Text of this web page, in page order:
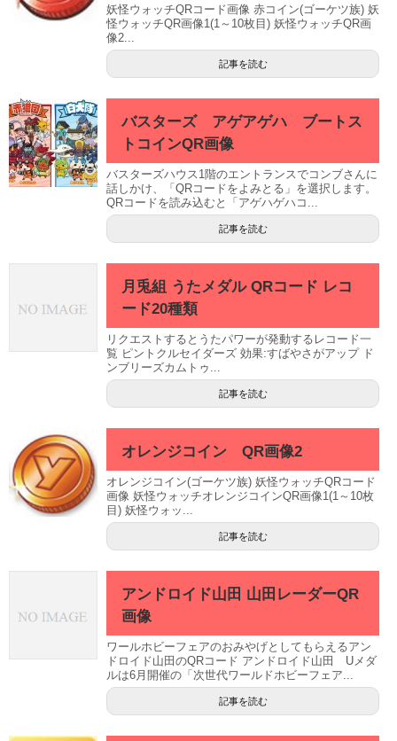
妖怪ウォッチQRコード画像 赤コイン(ゴーケツ族) 妖
怪ウォッチQR画像1(1～10枚目) 妖怪ウォッチQR画
像2...
記事を読む
バスターズ アゲアゲハ ブートス
トコインQR画像
バスターズハウス1階のエントランスでコンブさんに
話しかけ、「QRコードをよみとる」を選択します。
QRコードを読み込むと「アゲハゲハコ...
記事を読む
月兎組 うたメダル QRコード レコ
ード20種類
リクエストするとうたパワーが発動するレコード一
覧 ピントクルセイダーズ 効果:すばやさがアップ ド
ンブリーズカムトゥ...
記事を読む
オレンジコイン QR画像2
オレンジコイン(ゴーケツ族) 妖怪ウォッチQRコード
画像 妖怪ウォッチオレンジコインQR画像1(1～10枚
目) 妖怪ウォッ...
記事を読む
アンドロイド山田 山田レーダーQR
画像
ワールホビーフェアのおみやげとしてもらえるアン
ドロイド山田のQRコード アンドロイド山田 Uメダ
ルは6月開催の「次世代ワールドホビーフェア...
記事を読む